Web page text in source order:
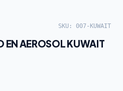
SKU: 007-KUWAIT
EN AEROSOL KUWAIT